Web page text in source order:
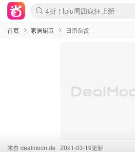
Boticinal 夏促开抢！
4折！lulu周四疯狂上新
还没结束！&OtherStories大促
Joybuy变相75折 随时失效
速领！Stanley独家85折
疑似霸哥！Camper额外叠85折
Zalando 奥莱闪促！每日更新
Moncler反季囤！5折起+叠9折
Coach Brooklyn仅€192
首页 家居厨卫 日用杂货
来自 dealmoon.de 2021-03-19更新